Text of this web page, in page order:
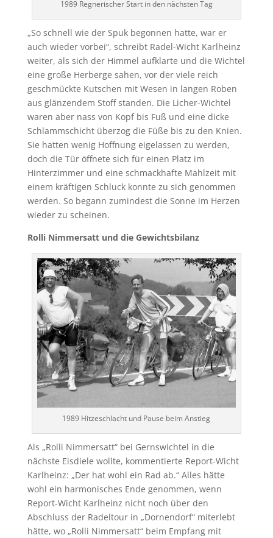
1989 Regnerischer Start in den nächsten Tag
„So schnell wie der Spuk begonnen hatte, war er
auch wieder vorbei“, schreibt Radel-Wicht Karlheinz
weiter, als sich der Himmel aufklarte und die Wichtel
eine große Herberge sahen, vor der viele reich
geschmückte Kutschen mit Wesen in langen Roben
aus glänzendem Stoff standen. Die Licher-Wichtel
waren aber nass von Kopf bis Fuß und eine dicke
Schlammschicht überzog die Füße bis zu den Knien.
Sie hatten wenig Hoffnung eigelassen zu werden,
doch die Tür öffnete sich für einen Platz im
Hinterzimmer und eine schmackhafte Mahlzeit mit
einem kräftigen Schluck konnte zu sich genommen
werden. So begann zumindest die Sonne im Herzen
wieder zu scheinen.
Rolli Nimmersatt und die Gewichtsbilanz
1989 Hitzeschlacht und Pause beim Anstieg
Als „Rolli Nimmersatt“ bei Gernswichtel in die
nächste Eisdiele wollte, kommentierte Report-Wicht
Karlheinz: „Der hat wohl ein Rad ab.“ Alles hätte
wohl ein harmonisches Ende genommen, wenn
Report-Wicht Karlheinz nicht noch über den
Abschluss der Radeltour in „Dornendorf“ miterlebt
hätte, wo „Rolli Nimmersatt“ beim Empfang mit